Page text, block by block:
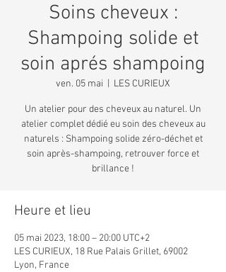
Soins cheveux :
Shampoing solide et
soin aprés shampoing
ven. 05 mai LES CURIEUX
Un atelier pour des cheveux au naturel. Un
atelier complet dédié eu soin des cheveux au
naturels : Shampoing solide zéro-déchet et
soin après-shampoing, retrouver force et
brillance !
Heure et lieu
05 mai 2023, 18:00 – 20:00 UTC+2
LES CURIEUX, 18 Rue Palais Grillet, 69002
Lyon, France